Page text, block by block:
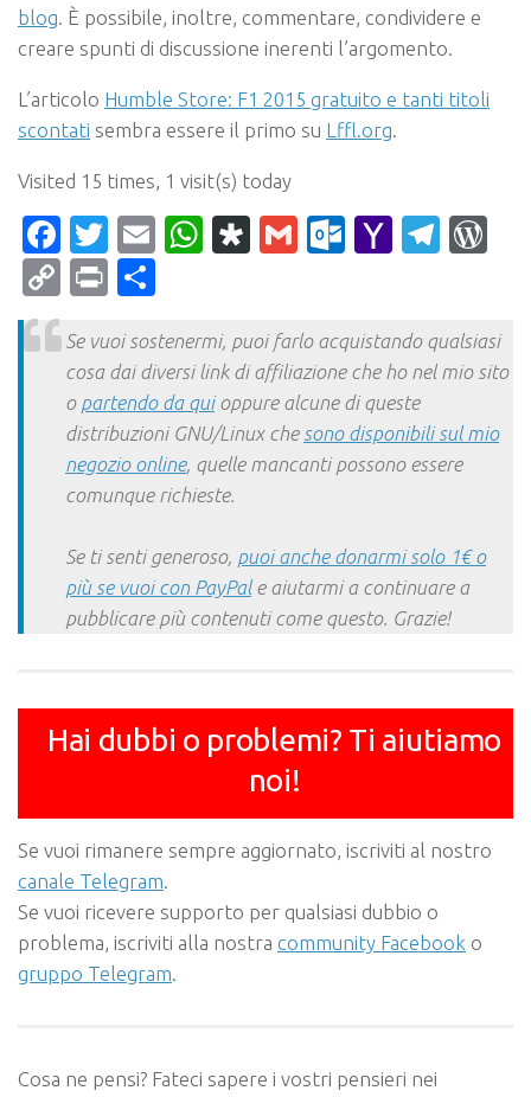
blog. È possibile, inoltre, commentare, condividere e
creare spunti di discussione inerenti l’argomento.
L’articolo Humble Store: F1 2015 gratuito e tanti titoli
scontati sembra essere il primo su Lffl.org.
Visited 15 times, 1 visit(s) today
Facebook
Twitter
EmailWhatsApp
Diaspora
Gmail Yahoo
CopyPrint
Se vuoi sostenermi, puoi farlo acquistando qualsiasi
cosa dai diversi link di affiliazione che ho nel mio sito
o partendo da quioppure alcune di queste
distribuzioni GNU/Linux che sono disponibili sul mio
negozio online, quelle mancanti possono essere
comunque richieste.
Se ti senti generoso, puoi anche donarmi solo 1€ o
più se vuoi con PayPale aiutarmi a continuare a
pubblicare più contenuti come questo. Grazie!
Hai dubbi o problemi? Ti aiutiamo
noi!
Se vuoi rimanere sempre aggiornato, iscriviti al nostro
canale Telegram
Se vuoi ricevere supporto per qualsiasi dubbio o
problema, iscriviti alla nostra community Facebook o
gruppo Telegram
Cosa ne pensi? Fateci sapere i vostri pensieri nei